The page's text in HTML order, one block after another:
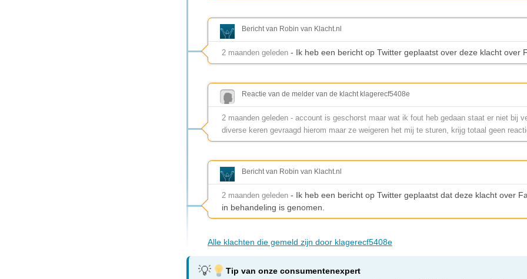
Bericht van Robin van Klacht.nl
2 maanden geleden - Ik heb een bericht op Twitter geplaatst over deze klacht over
Reactie van de melder van de klacht klagerecf5408e
2 maanden geleden - account is geschorst maar wat ik fout heb gedaan staat er niet bij
diverse keren gevraagd hierom maar ze weigeren het mij te sturen, krijg totaal geen
Bericht van Robin van Klacht.nl
2 maanden geleden - Ik heb een bericht op Twitter geplaatst dat deze klacht over
in behandeling is genomen.
Alle klachten die gemeld zijn door klagerecf5408e
Tip van onze consumentenexpert